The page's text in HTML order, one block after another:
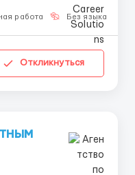
работа Без языка
Откликнуться